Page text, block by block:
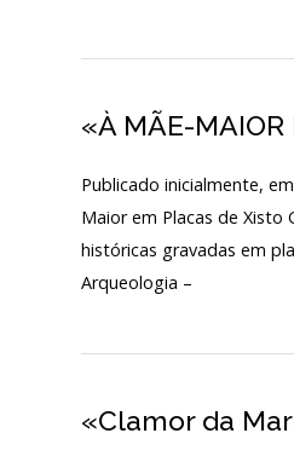
Cooperação
Notícias/Destaques
«À MÃE-MAIOR
Publicado inicialmente,
Maior em Placas de Xisto
históricas gravadas em
Arqueologia –
«Clamor da